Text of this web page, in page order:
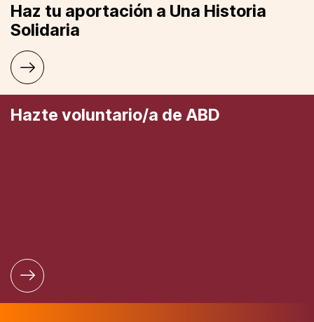
Haz tu aportación a Una Historia
Solidaria
Hazte voluntario/a de ABD